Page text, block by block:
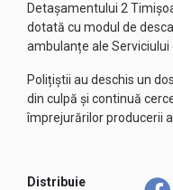
Detașamentului 2
dotată cu modul de
ambulanțe ale
Polițiștii au deschis un
din culpă și continuă
împrejurărilor producerii
Distribuie